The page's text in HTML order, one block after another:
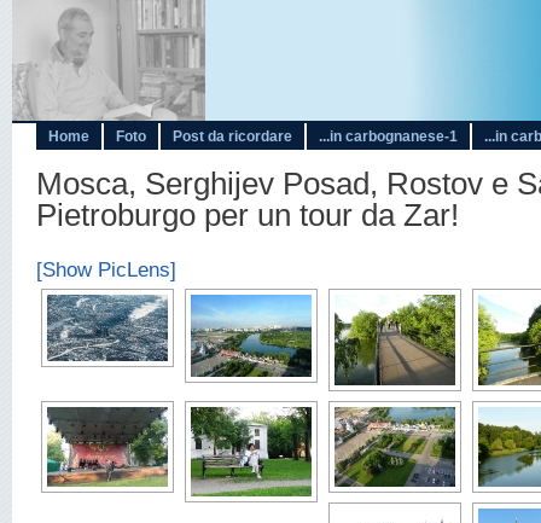
Home Foto Post da ricordare ...in carbognanese-1 ...in
Mosca, Serghijev Posad, Rostov e
Pietroburgo per un tour da Zar!
[Show PicLens]